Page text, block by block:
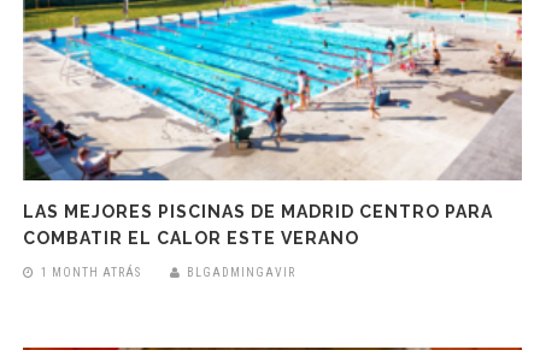
LAS MEJORES PISCINAS DE MADRID CENTRO PARA
COMBATIR EL CALOR ESTE VERANO
1 MONTH ATRÁS BLGADMINGAVIR